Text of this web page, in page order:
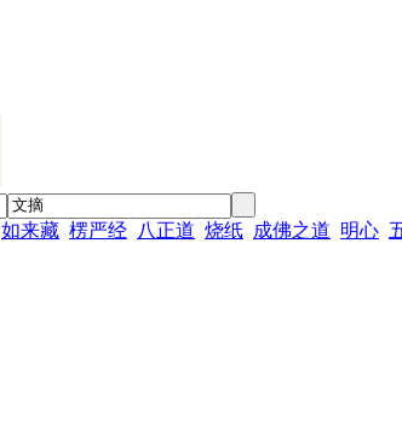
如来藏 楞严经 八正道 烧纸 成佛之道 明心